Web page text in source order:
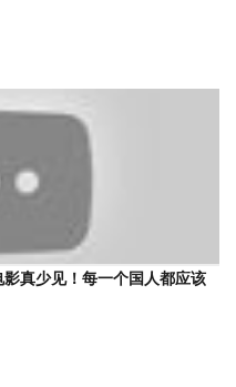
影真少见！每一个国人都应该